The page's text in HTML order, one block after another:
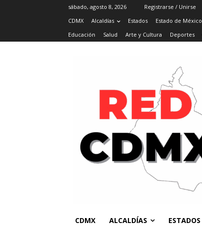
sábado, agosto 8, 2026
Registrarse / Unirse
CDMX
Alcaldías Estados Estado de México
Educación
Salud Arte y Cultura Deportes
CDMX ALCALDÍAS ESTADOS